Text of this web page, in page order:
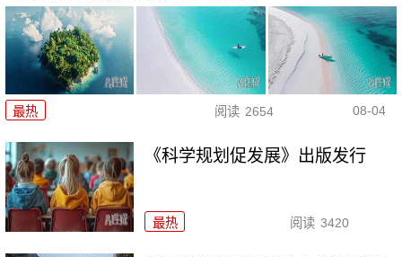
最热 阅读 2654 08-04
《科学规划促发展》出版发行
最热 阅读 3420